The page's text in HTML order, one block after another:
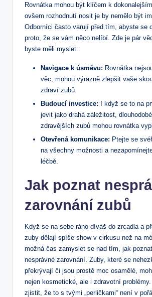
Rovnátka mohou být klíčem k
ovšem rozhodnutí nosit je by nemělo být
Odborníci často varují před tím, abyste se
proto, že se vám něco nelíbí. Zde je pár
byste měli myslet:
Navigace k úsměvu: Rovnátka
věc; mohou výrazně zlepšit vaše
zdraví zubů.
Budoucí investice: I když se to na
jevit jako drahá záležitost,
zdravějších zubů mohou rovnátka
Otevřená komunikace: Ptejte se
na všechny možnosti a
léčbě.
Jak poznat
zarovnání zubů
Když se na sebe ráno díváš do zrcadla a
zuby dělají spíše show v cirkusu než na
možná čas zamyslet se nad tím, jak
nesprávné zarovnání. Zuby, které se
překrývají či jsou prostě moc osamělé,
nejen kosmetické, ale i zdravotní
zjistit, že to s tvými „perličkami“ není v